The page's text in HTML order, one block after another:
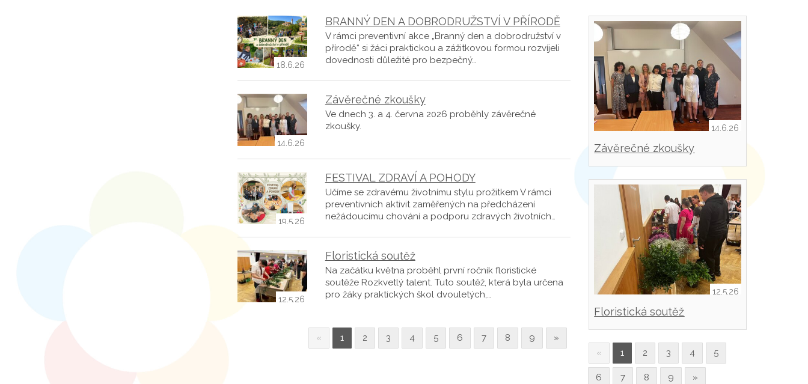
18.6.26
BRANNÝ DEN A DOBRODRUŽSTVÍ V PŘÍRODĚ
V rámci preventivní akce „Branný den a dobrodružství v
přírodě“ si žáci praktickou a zážitkovou formou rozvíjeli
dovednosti důležité pro bezpečný…
14.6.26
Závěrečné zkoušky
Ve dnech 3. a 4. června 2026 proběhly závěrečné
zkoušky.
19.5.26
FESTIVAL ZDRAVÍ A POHODY
Učíme se zdravému životnímu stylu prožitkem V rámci
preventivních aktivit zaměřených na předcházení
nežádoucímu chování a podporu zdravých životních…
12.5.26
Floristická soutěž
Na začátku května proběhl první ročník floristické
soutěže Rozkvetlý talent. Tuto soutěž, která byla určena
pro žáky praktických škol dvouletých,…
« 1 2 3 4 5 6 7 8 9 »
14.6.26
Závěrečné zkoušky
12.5.26
Floristická soutěž
« 1 2 3 4 5
6 7 8 9 »